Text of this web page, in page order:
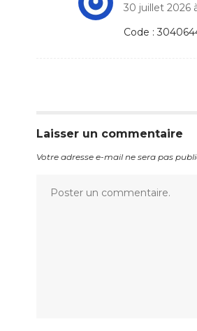
30 juillet 2026
Code :
Laisser un commentaire
Votre adresse e-mail ne sera pas